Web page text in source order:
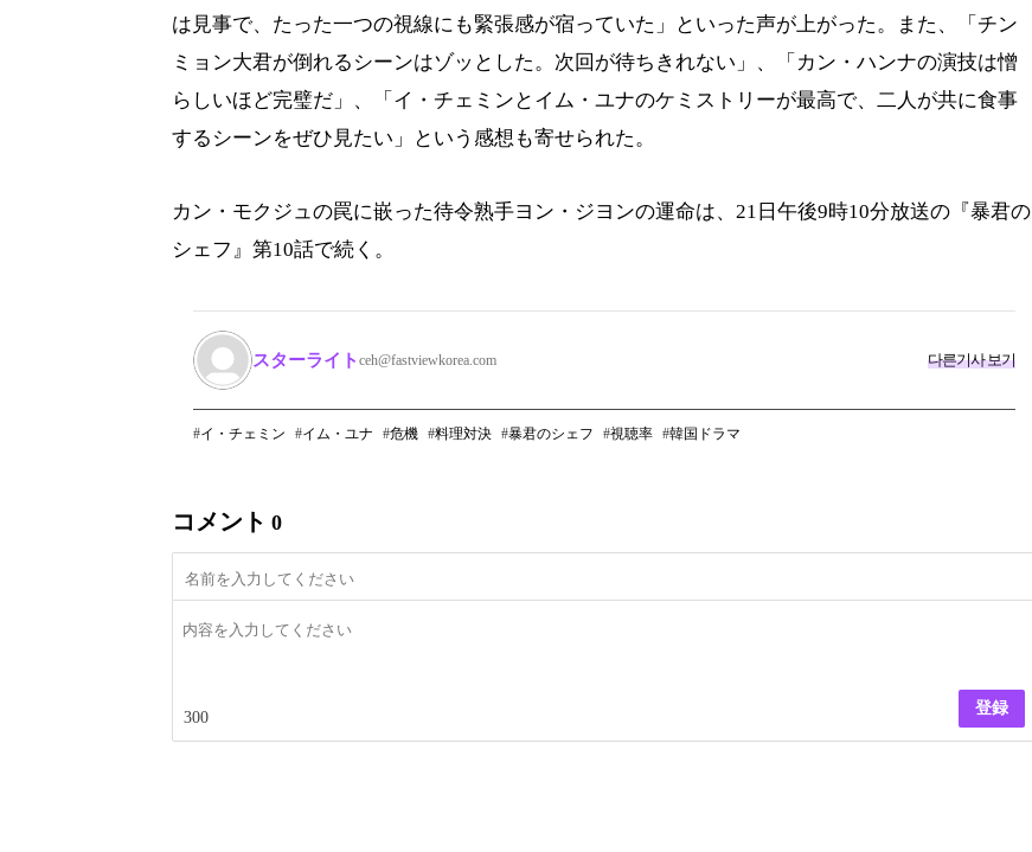
は見事で、たった一つの視線にも緊張感が宿っていた」といった声が上がった。また、「チン
ミョン大君が倒れるシーンはゾッとした。次回が待ちきれない」、「カン・ハンナの演技は憎
らしいほど完璧だ」、「イ・チェミンとイム・ユナのケミストリーが最高で、二人が共に食事
するシーンをぜひ見たい」という感想も寄せられた。
カン・モクジュの罠に嵌った待令熟手ヨン・ジヨンの運命は、21日午後9時10分放送の『暴君の
シェフ』第10話で続く。
スターライト ceh@fastviewkorea.com 다른기사 보기
イ・チェミン イム・ユナ 危機 料理対決 暴君のシェフ 視聴率 韓国ドラマ
コメント 0
300
登録